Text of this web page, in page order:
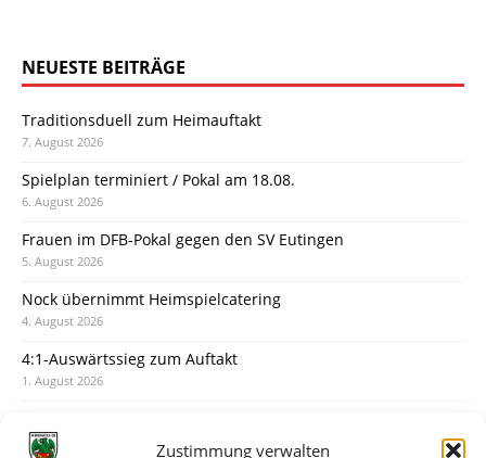
Zustimmung verwalten
NEUESTE BEITRÄGE
Traditionsduell zum Heimauftakt
7. August 2026
Spielplan terminiert / Pokal am 18.08.
6. August 2026
Frauen im DFB-Pokal gegen den SV Eutingen
5. August 2026
Nock übernimmt Heimspielcatering
4. August 2026
4:1-Auswärtssieg zum Auftakt
1. August 2026
31. Juli 2026